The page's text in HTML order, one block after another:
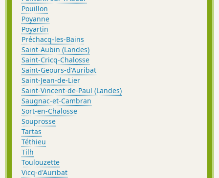
Pouillon
Poyanne
Poyartin
Préchacq-les-Bains
Saint-Aubin (Landes)
Saint-Cricq-Chalosse
Saint-Geours-d'Auribat
Saint-Jean-de-Lier
Saint-Vincent-de-Paul (Landes)
Saugnac-et-Cambran
Sort-en-Chalosse
Souprosse
Tartas
Téthieu
Tilh
Toulouzette
Vicq-d'Auribat